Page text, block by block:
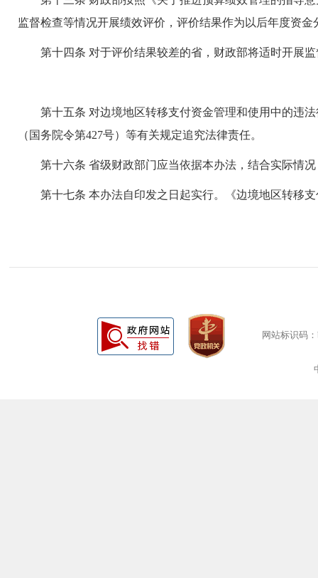
监督检查等情况开展绩效评价，评价结果作为以后年度资金
第十四条 对于评价结果较差的省，财政部将适时开展监
第十五条 对边境地区转移支付资金管理和使用中的违法
（国务院令第427号）等有关规定追究法律责任。
第十六条 省级财政部门应当依据本办法，结合实际情况
第十七条 本办法自印发之日起实行。《边境地区转移支
网站标识码